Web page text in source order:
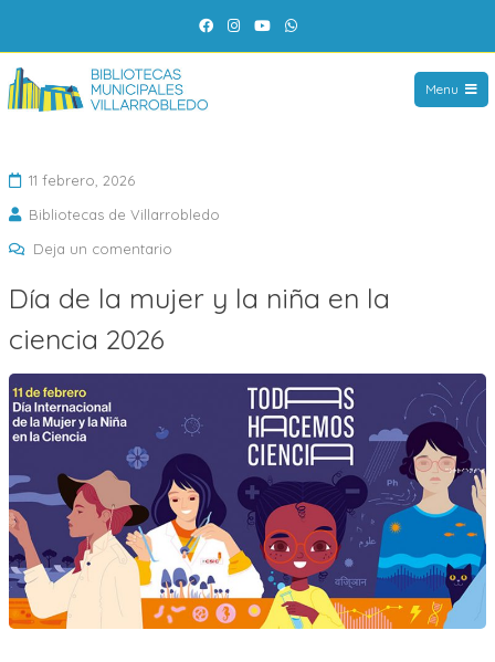
al
contenido
Facebook
Instagram
YouTubeWhatsApp
Menu
11 febrero, 2026
Bibliotecas de Villarrobledo
Deja un comentarioen
de
la
niña
en
la
ciencia
2026
Día de la mujer y la niña en la
ciencia 2026